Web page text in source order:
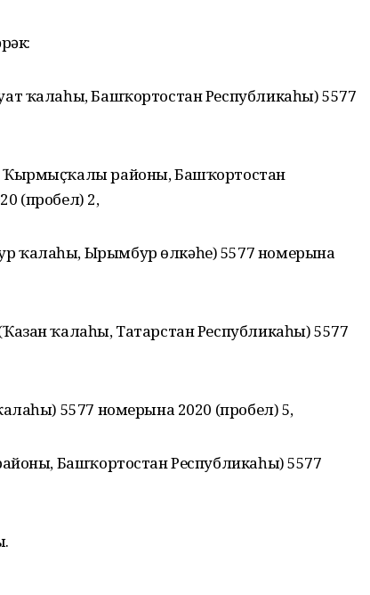
ҡалаһы, Башҡортостан Республикаһы) 5577
Ҡырмыҫҡалы районы, Башҡортостан
(пробел) 2,
ҡалаһы, Ырымбур өлкәһе) 5577 номерына
ҡалаһы, Татарстан Республикаһы) 5577
5577 номерына 2020 (пробел) 5,
Башҡортостан Республикаһы) 5577